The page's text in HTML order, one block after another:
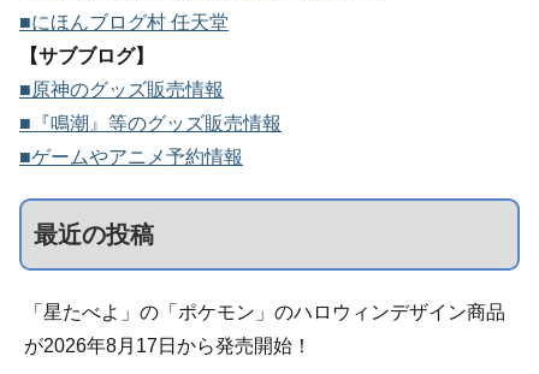
■にほんブログ村 任天堂
【サブブログ】
■原神のグッズ販売情報
■『鳴潮』等のグッズ販売情報
■ゲームやアニメ予約情報
最近の投稿
「星たべよ」の「ポケモン」のハロウィンデザイン商品
が2026年8月17日から発売開始！